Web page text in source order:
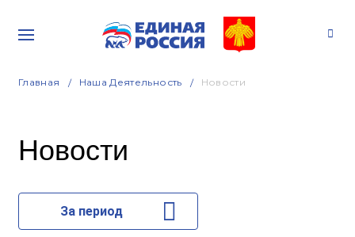
Главная Наша Деятельность Новости
Новости
За период